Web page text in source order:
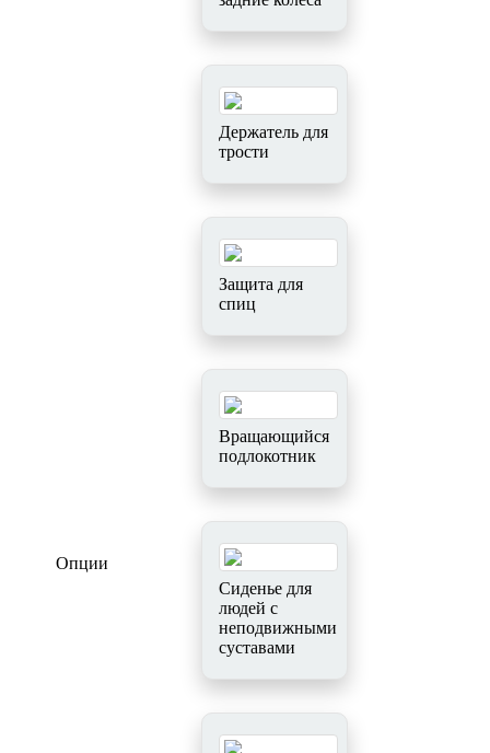
Опции
Держатель для
трости
Защита для
спиц
Вращающийся
подлокотник
Сиденье для
людей с
неподвижными
суставами